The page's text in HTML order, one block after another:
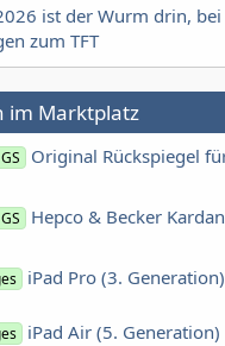
ist der Wurm drin,
zum TFT
im Marktplatz
Original Rückspiegel
Hepco & Becker
iPad Pro (3.
iPad Air (5. Generation)